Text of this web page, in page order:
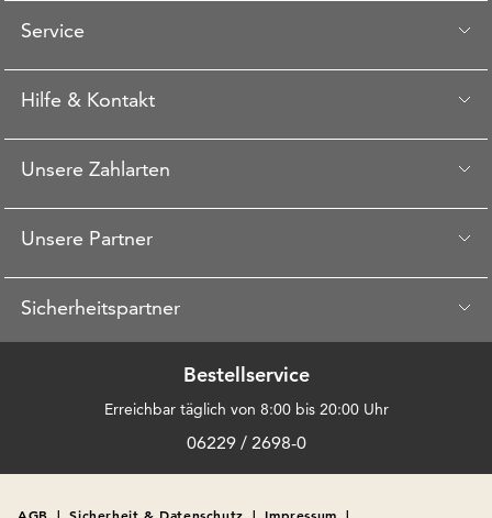
Service
Hilfe & Kontakt
Unsere Zahlarten
Unsere Partner
Sicherheitspartner
Bestellservice
Erreichbar täglich von 8:00 bis 20:00 Uhr
06229 / 2698-0
AGB | Sicherheit & Datenschutz | Impressum |